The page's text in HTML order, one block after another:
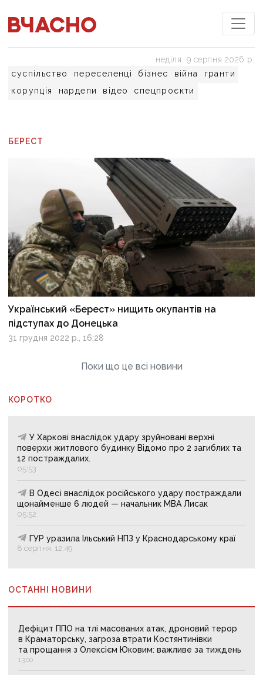
суспільство переселенці бізнес війна
гранти
корупція
нардепи відео спецпроєкти
неділя, 9 серпня 2026 р.
БЕРЕСТ
Український «Берест» нищить окупантів на
підступах до Донецька
31 грудня 2022 р., 16:28
Поки що це всі новини
КОРОТКО
У Харкові внаслідок удару зруйновані верхні
поверхи житлового будинку Відомо про 2 загиблих та
12 постраждалих.
05:53
В Одесі внаслідок російського удару постраждали
щонайменше 6 людей — начальник МВА Лисак
05:52
ГУР уразила Ільський НПЗ у Краснодарському краї
8 серпня, 12:49
ОСТАННІ НОВИНИ
Дефіцит ППО на тлі масованих атак, дроновий терор
в Краматорську, загроза втрати Костянтинівки
та прощання з Олексієм Юковим: важливе за тиждень
13:00